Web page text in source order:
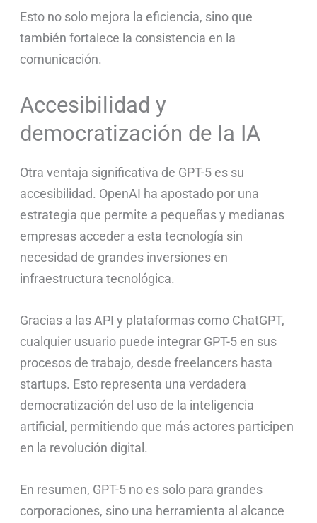
Esto no solo mejora la eficiencia, sino que
también fortalece la consistencia en la
comunicación.
Accesibilidad y
democratización de la IA
Otra ventaja significativa de GPT-5 es su
accesibilidad. OpenAI ha apostado por una
estrategia que permite a pequeñas y medianas
empresas acceder a esta tecnología sin
necesidad de grandes inversiones en
infraestructura tecnológica.
Gracias a las API y plataformas como ChatGPT,
cualquier usuario puede integrar GPT-5 en sus
procesos de trabajo, desde freelancers hasta
startups. Esto representa una verdadera
democratización del uso de la inteligencia
artificial, permitiendo que más actores participen
en la revolución digital.
En resumen, GPT-5 no es solo para grandes
corporaciones, sino una herramienta al alcance